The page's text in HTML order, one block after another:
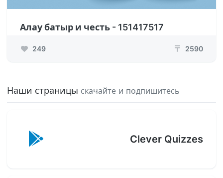
Алау батыр и честь - 151417517
249 ₸ 2590
Наши страницы скачайте и подпишитесь
Clever Quizzes